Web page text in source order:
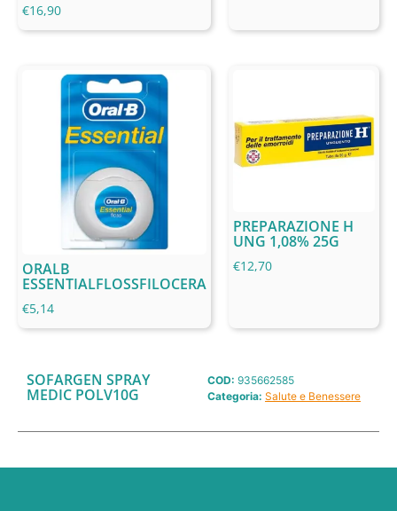
€16,90
ORALB
ESSENTIALFLOSSFILOCERA
€5,14
PREPARAZIONE H
UNG 1,08% 25G
€12,70
SOFARGEN SPRAY
MEDIC POLV10G
COD: 935662585
Categoria: Salute e Benessere